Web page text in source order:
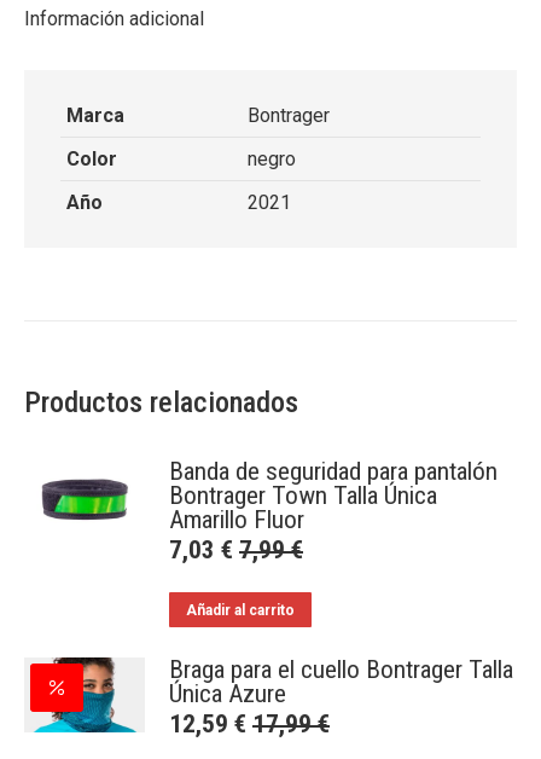
Información adicional
Marca
Bontrager
Color
negro
Año
2021
Productos relacionados
Banda de seguridad para pantalón
Bontrager Town Talla Única
Amarillo Fluor
7,03 € 7,99€
Añadir al carrito
Braga para el cuello Bontrager Talla
Única Azure
12,59 € 17,99€